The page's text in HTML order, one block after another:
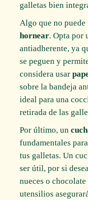
galletas bien
Algo que no
hornear. Opta por
antiadherente, ya
se peguen y
considera usar
sobre la bandeja
ideal para una
retirada de las
Por último, un
fundamentales
tus galletas. Un
ser útil, por si
nueces o
utensilios